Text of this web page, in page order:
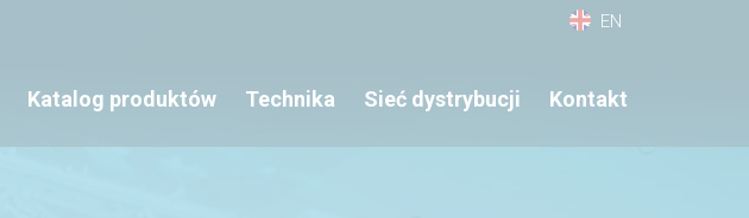
EN
Katalog produktów Technika Sieć dystrybucji Kontakt